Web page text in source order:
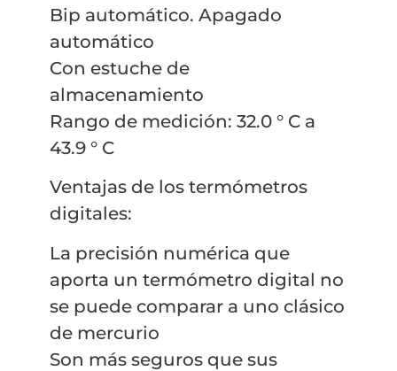
Bip automático. Apagado
automático
Con estuche de
almacenamiento
Rango de medición: 32.0 ° C a
43.9 ° C
Ventajas de los termómetros
digitales:
La precisión numérica que
aporta un termómetro digital no
se puede comparar a uno clásico
de mercurio
Son más seguros que sus